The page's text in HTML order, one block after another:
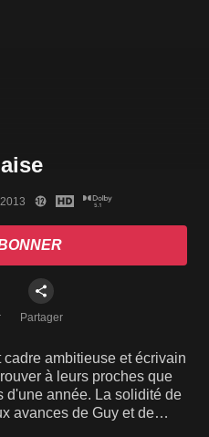
Partager
ambitieuse et écrivain
à leurs proches que
d'une année. La solidité de
avances de Guy et de